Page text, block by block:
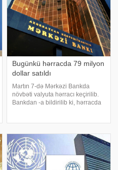
Bugünkü hərracda 79 milyon
dollar satıldı
Martın 7-də Mərkəzi Bankda
növbəti valyuta hərracı keçirilib.
Bankdan -a bildirilib ki, hərracda
məzənnəsi 1,700 səviyyəsində
formalaşı